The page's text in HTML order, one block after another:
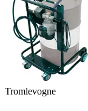
Tromlevogne